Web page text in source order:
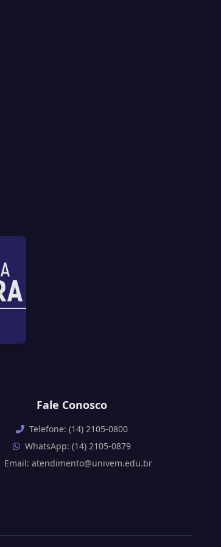
Fale Conosco
Telefone: (14) 2105-0800
WhatsApp: (14) 2105-0879
Email: atendimento@univem.edu.br